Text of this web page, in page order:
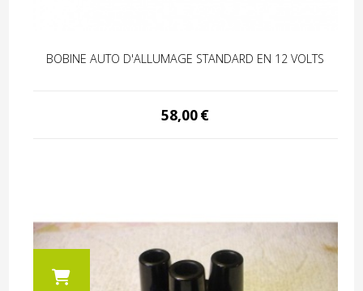
BOBINE AUTO D'ALLUMAGE STANDARD EN 12 VOLTS
58,00€